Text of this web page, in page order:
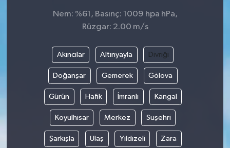
Nem: %61, Basınç: 1009 hpa hPa,
Rüzgar: 2.00 m/s
Akıncılar Altınyayla Divriği
Doğanşar Gemerek Gölova
Gürün Hafik İmranlı Kangal
Koyulhisar Merkez Suşehri
Şarkışla Ulaş Yıldızeli Zara